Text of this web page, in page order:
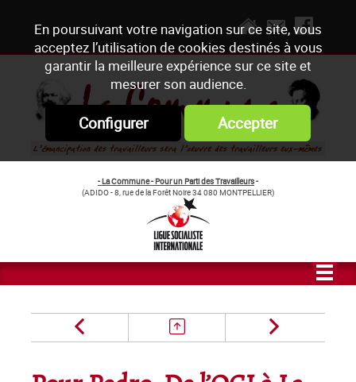
En poursuivant votre navigation sur ce site, vous
acceptez l’utilisation de cookies destinés à vous
garantir la meilleure expérience sur ce site et
mesurer son audience.
Configurer Accepter
- La Commune - Pour un Parti des Travailleurs-
(ADIDO - 8, rue de la Forêt Noire 34 080 MONTPELLIER)